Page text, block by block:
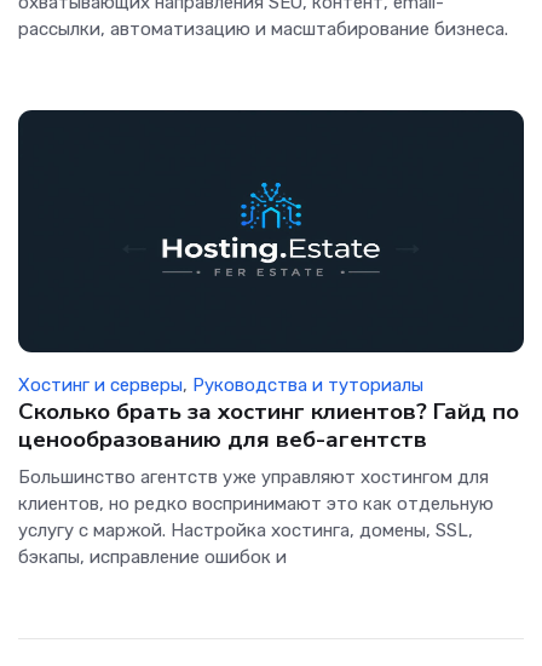
рассылки, автоматизацию и масштабирование бизнеса.
Хостинг и серверы, Руководства и туториалы
Сколько брать за хостинг клиентов? Гайд по
ценообразованию для веб-агентств
Большинство агентств уже управляют хостингом для
клиентов, но редко воспринимают это как отдельную
услугу с маржой. Настройка хостинга, домены, SSL,
бэкапы, исправление ошибок и